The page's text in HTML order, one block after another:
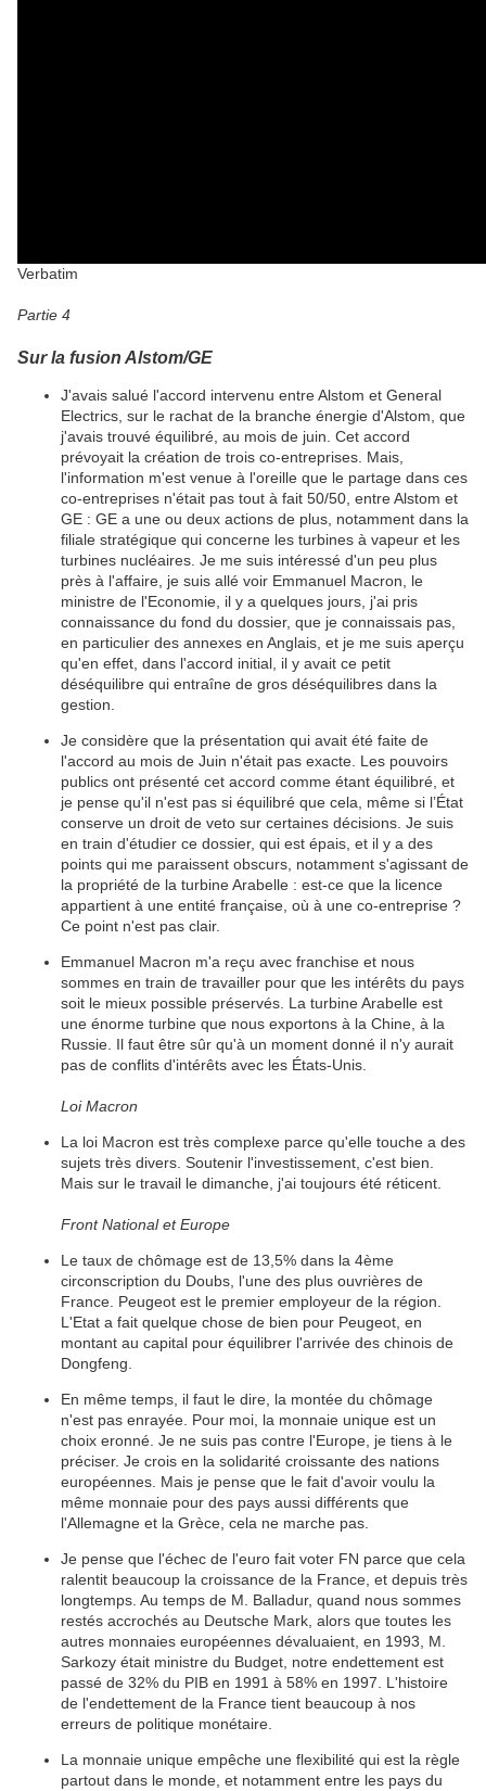
Verbatim
Partie 4
Sur la fusion Alstom/GE
J'avais salué l'accord intervenu entre Alstom et General
Electrics, sur le rachat de la branche énergie d'Alstom, que
j'avais trouvé équilibré, au mois de juin. Cet accord
prévoyait la création de trois co-entreprises. Mais,
l'information m'est venue à l'oreille que le partage dans ces
co-entreprises n'était pas tout à fait 50/50, entre Alstom et
GE : GE a une ou deux actions de plus, notamment dans la
filiale stratégique qui concerne les turbines à vapeur et les
turbines nucléaires. Je me suis intéressé d'un peu plus
près à l'affaire, je suis allé voir Emmanuel Macron, le
ministre de l'Economie, il y a quelques jours, j'ai pris
connaissance du fond du dossier, que je connaissais pas,
en particulier des annexes en Anglais, et je me suis aperçu
qu'en effet, dans l'accord initial, il y avait ce petit
déséquilibre qui entraîne de gros déséquilibres dans la
gestion.
Je considère que la présentation qui avait été faite de
l'accord au mois de Juin n'était pas exacte. Les pouvoirs
publics ont présenté cet accord comme étant équilibré, et
je pense qu'il n'est pas si équilibré que cela, même si l’État
conserve un droit de veto sur certaines décisions. Je suis
en train d'étudier ce dossier, qui est épais, et il y a des
points qui me paraissent obscurs, notamment s'agissant de
la propriété de la turbine Arabelle : est-ce que la licence
appartient à une entité française, où à une co-entreprise ?
Ce point n'est pas clair.
Emmanuel Macron m'a reçu avec franchise et nous
sommes en train de travailler pour que les intérêts du pays
soit le mieux possible préservés. La turbine Arabelle est
une énorme turbine que nous exportons à la Chine, à la
Russie. Il faut être sûr qu'à un moment donné il n'y aurait
pas de conflits d'intérêts avec les États-Unis.
Loi Macron
La loi Macron est très complexe parce qu'elle touche a des
sujets très divers. Soutenir l'investissement, c'est bien.
Mais sur le travail le dimanche, j'ai toujours été réticent.
Front National et Europe
Le taux de chômage est de 13,5% dans la 4ème
circonscription du Doubs, l'une des plus ouvrières de
France. Peugeot est le premier employeur de la région.
L'Etat a fait quelque chose de bien pour Peugeot, en
montant au capital pour équilibrer l'arrivée des chinois de
Dongfeng.
En même temps, il faut le dire, la montée du chômage
n'est pas enrayée. Pour moi, la monnaie unique est un
choix eronné. Je ne suis pas contre l'Europe, je tiens à le
préciser. Je crois en la solidarité croissante des nations
européennes. Mais je pense que le fait d'avoir voulu la
même monnaie pour des pays aussi différents que
l'Allemagne et la Grèce, cela ne marche pas.
Je pense que l'échec de l'euro fait voter FN parce que cela
ralentit beaucoup la croissance de la France, et depuis très
longtemps. Au temps de M. Balladur, quand nous sommes
restés accrochés au Deutsche Mark, alors que toutes les
autres monnaies européennes dévaluaient, en 1993, M.
Sarkozy était ministre du Budget, notre endettement est
passé de 32% du PIB en 1991 à 58% en 1997. L'histoire
de l'endettement de la France tient beaucoup à nos
erreurs de politique monétaire.
La monnaie unique empêche une flexibilité qui est la règle
partout dans le monde, et notamment entre les pays du